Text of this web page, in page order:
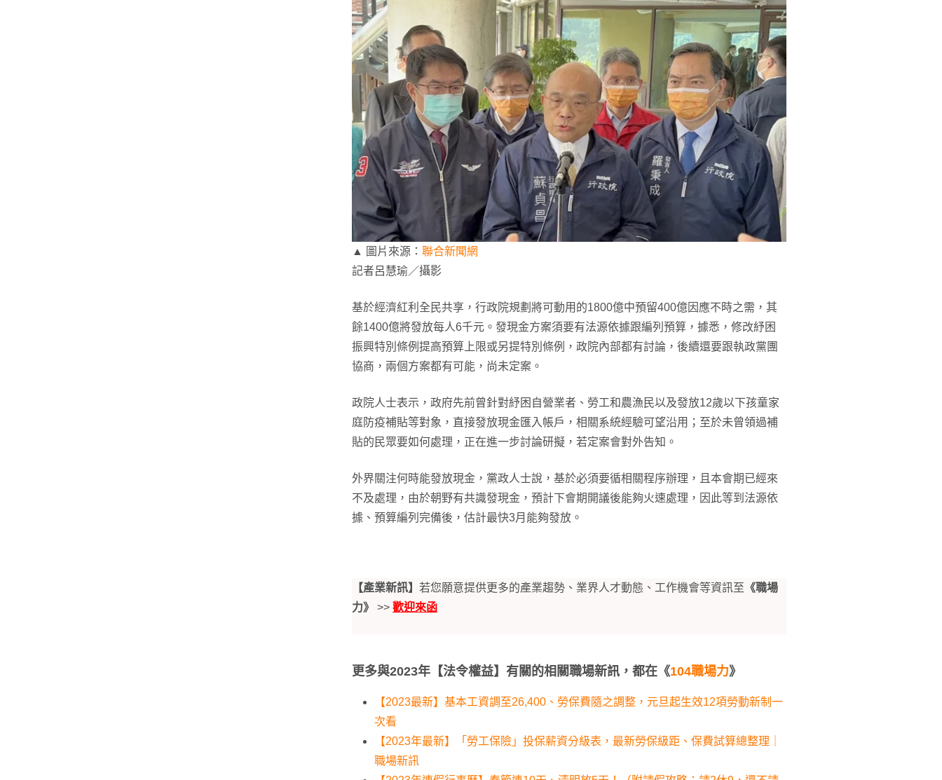
▲ 圖片來源： 聯合新聞網
記者呂慧瑜／攝影
基於經濟紅利全民共享，行政院規劃將可動用的1800億中預留400億因應不時之需，其
餘1400億將發放每人6千元。發現金方案須要有法源依據跟編列預算，據悉，修改紓困
振興特別條例提高預算上限或另提特別條例，政院內部都有討論，後續還要跟執政黨團
協商，兩個方案都有可能，尚未定案。
政院人士表示，政府先前曾針對紓困自營業者、勞工和農漁民以及發放12歲以下孩童家
庭防疫補貼等對象，直接發放現金匯入帳戶，相關系統經驗可望沿用；至於未曾領過補
貼的民眾要如何處理，正在進一步討論研擬，若定案會對外告知。
外界關注何時能發放現金，黨政人士說，基於必須要循相關程序辦理，且本會期已經來
不及處理，由於朝野有共識發現金，預計下會期開議後能夠火速處理，因此等到法源依
據、預算編列完備後，估計最快3月能夠發放。
【產業新訊】 若您願意提供更多的產業趨勢、業界人才動態、工作機會等資訊至 《職場
力》
>> 歡迎來函
更多與2023年【法令權益】有關的相關職場新訊，都在《104職場力》
【2023最新】基本工資調至26,400、勞保費隨之調整，元旦起生效12項勞動新制一
次看
【2023年最新】「勞工保險」投保薪資分級表，最新勞保級距、保費試算總整理｜
職場新訊